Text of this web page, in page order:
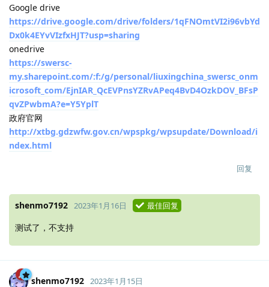
Google drive
https://drive.google.com/drive/folders/1qFNOmtVI2i96vbYd
Dx0k4EYvVIzfxHJT?usp=sharing
onedrive
https://swersc-
my.sharepoint.com/:f:/g/personal/liuxingchina_swersc_onm
icrosoft_com/EjnIAR_QcEVPnsYZRvAPeq4BvD4OzkDOV_BFsP
qvZPwbmA?e=Y5YplT
政府官网
http://xtbg.gdzwfw.gov.cn/wpspkg/wpsupdate/Download/i
ndex.html
回复
shenmo7192 2023年1月16日 最佳回复
测试了，不支持
shenmo7192 2023年1月15日